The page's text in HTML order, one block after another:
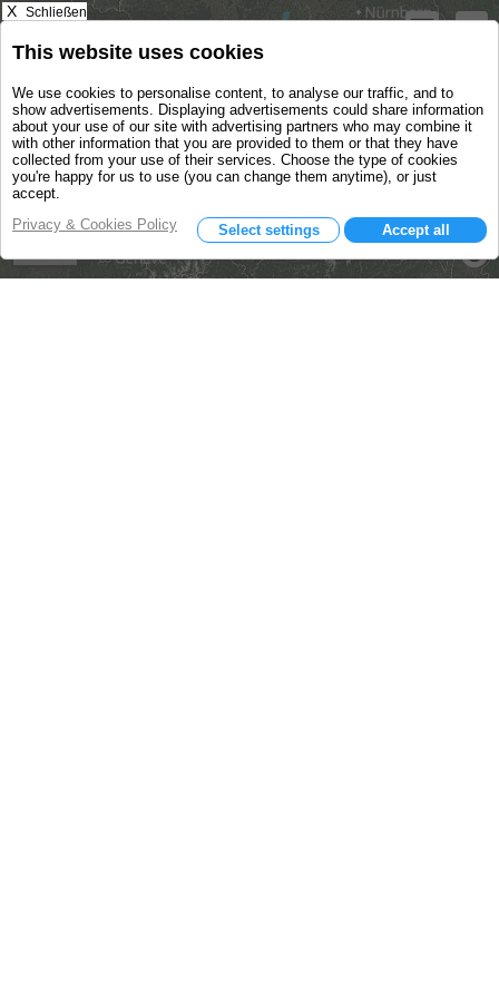
X Schließen